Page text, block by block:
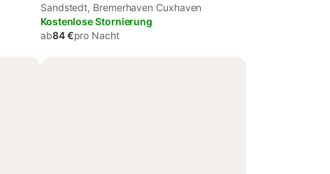
Sandstedt, Bremerhaven Cuxhaven
Kostenlose Stornierung
ab84 €pro Nacht